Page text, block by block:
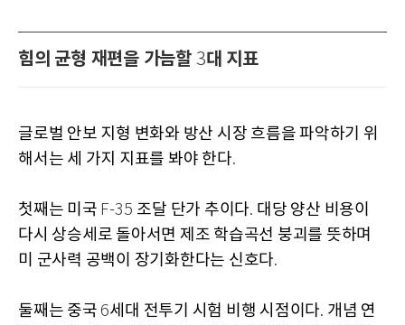
힘의 균형 재편을 가늠할 3대 지표
글로벌 안보 지형 변화와 방산 시장 흐름을 파악하기 위
해서는 세 가지 지표를 봐야 한다.
첫째는 미국 F-35 조달 단가 추이다. 대당 양산 비용이
다시 상승세로 돌아서면 제조 학습곡선 붕괴를 뜻하며
미 군사력 공백이 장기화한다는 신호다.
둘째는 중국 6세대 전투기 시험 비행 시점이다. 개념 연